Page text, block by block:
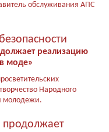
обслуживания АПС
реализацию
моде»
Народного
молодежи.